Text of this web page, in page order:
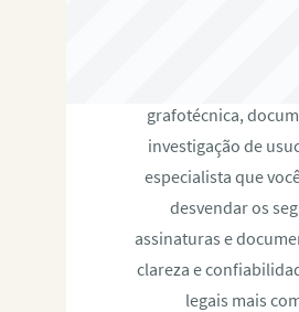
grafotécnica,
investigação de
especialista que
desvendar os
assinaturas e
clareza e
legais mais